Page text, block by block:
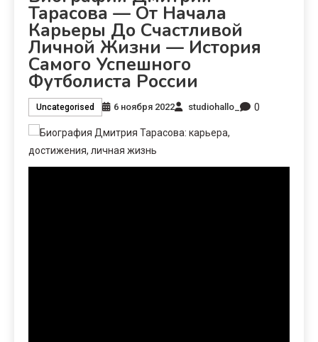
Тарасова — От Начала
Карьеры До Счастливой
Личной Жизни — История
Самого Успешного
Футболиста России
Uncategorised 6 ноября 2022 studiohallo_ 0